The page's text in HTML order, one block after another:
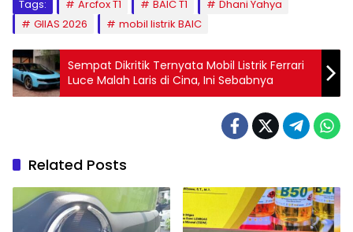
Tags: Arcfox T1 BAIC T1
Dhani Yahya
GIIAS 2026
mobil listrik BAIC
Sempat Dikritik Ternyata Mobil Listrik Ferrari
Luce Malah Laris di Cina, Ini Sebabnya
Related Posts